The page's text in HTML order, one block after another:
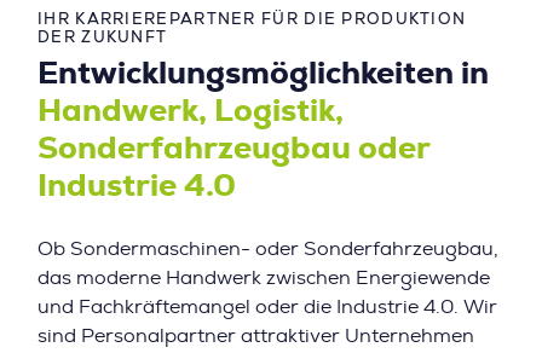
IHR KARRIEREPARTNER FÜR DIE PRODUKTION
DER ZUKUNFT
Entwicklungsmöglichkeiten in
Handwerk, Logistik,
Sonderfahrzeugbau oder
Industrie 4.0
Ob Sondermaschinen- oder Sonderfahrzeugbau,
das moderne Handwerk zwischen Energiewende
und Fachkräftemangel oder die Industrie 4.0. Wir
sind Personalpartner attraktiver Unternehmen